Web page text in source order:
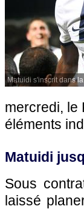
Matuidi s'inscrit dans
mercredi, le
éléments
Matuidi
Sous
laissé